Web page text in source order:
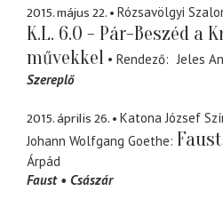
2015. május 22. Rózsavölgyi
K.L. 6.0 - Pár-Beszéd a
művekkel
Rendező
Jeles
Szereplő
2015. április 26.
Katona József
Johann Wolfgang Goethe
Árpád
Faust
Császár